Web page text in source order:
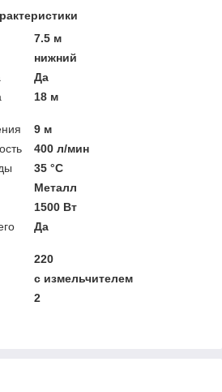
7.5 м
нижний
Да
18 м
9 м
400 л/мин
35 °C
Металл
1500 Вт
Да
220
с измельчителем
2